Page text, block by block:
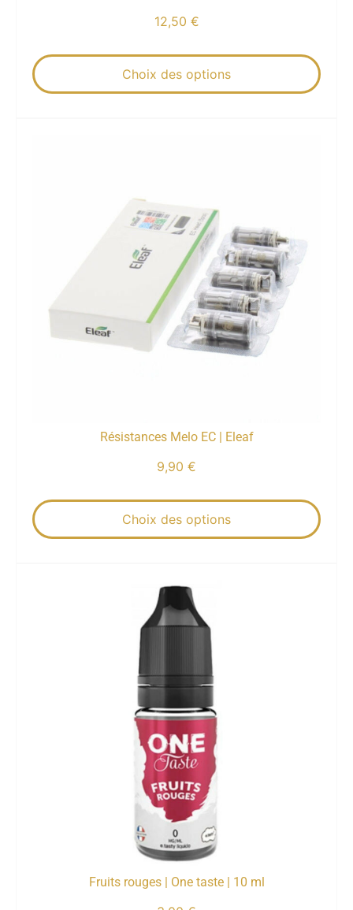
12,50 €
Choix des options
Résistances Melo EC | Eleaf
9,90 €
Choix des options
Fruits rouges | One taste | 10 ml